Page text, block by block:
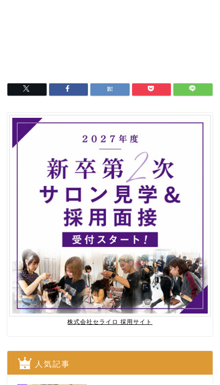
株式会社セライロ 採用サイト
人気記事